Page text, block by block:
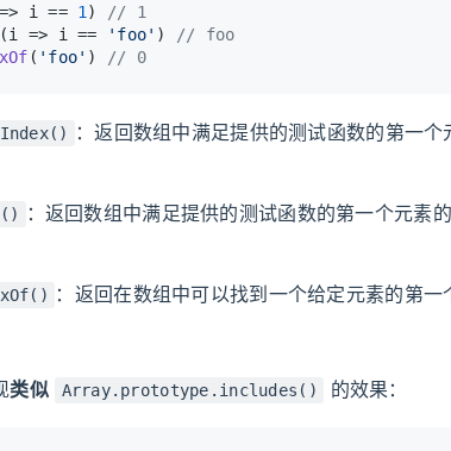
i == 1) // 1
(i => i == 'foo' ) // foo
( 'foo' ) // 0
：返回数组中满足提供的测试函数的第一个
：返回数组中满足提供的测试函数的第一个元素
：返回在数组中可以找到一个给定元素的第一
类似 Array.prototype.includes() 的效果：